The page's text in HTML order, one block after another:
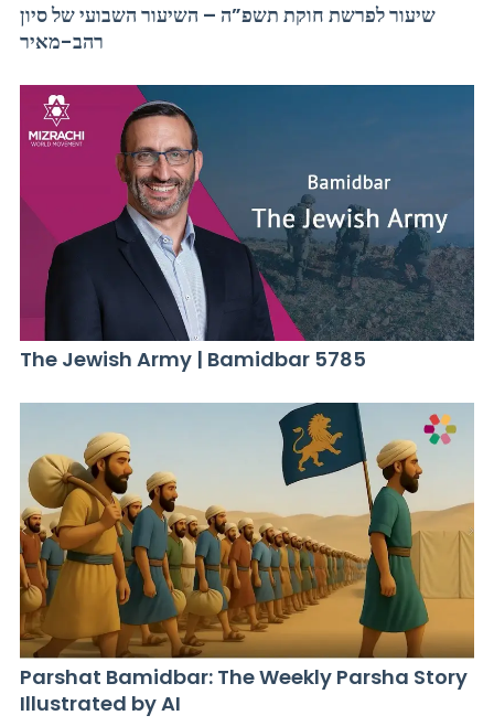
שיעור לפרשת חוקת תשפ”ה – השיעור השבועי של סיון
רהב-מאיר
The Jewish Army | Bamidbar 5785
Parshat Bamidbar: The Weekly Parsha Story
Illustrated by AI